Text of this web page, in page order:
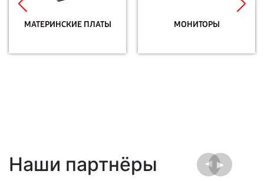
МАТЕРИНСКИЕ ПЛАТЫ МОНИТОРЫ
Наши партнёры